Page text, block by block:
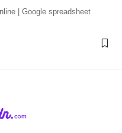
| Google spreadsheet